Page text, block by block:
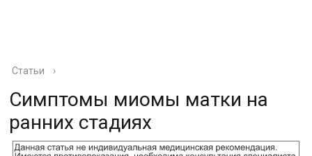
Статьи ›
Симптомы миомы матки на
ранних стадиях